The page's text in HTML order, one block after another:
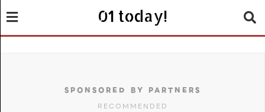
01 today!
SPONSORED BY PARTNERS
RECOMMENDED